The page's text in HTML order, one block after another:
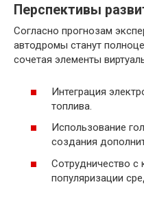
Перспективы
Согласно прогнозам
автодромы станут
сочетая элементы
Интеграция
топлива.
Использование
создания
Сотрудничество с
популяризации